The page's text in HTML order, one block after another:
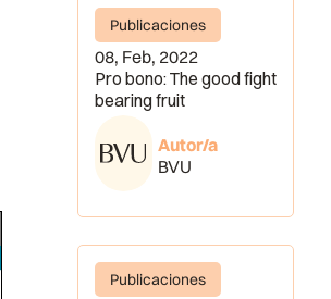
Publicaciones
08, Feb, 2022
Pro bono: The good fight
bearing fruit
Autor/a
BVU
Publicaciones